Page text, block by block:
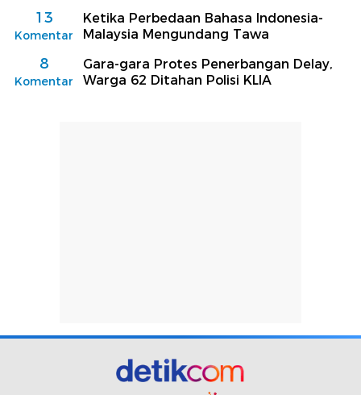
13
Komentar
Ketika Perbedaan Bahasa Indonesia-
Malaysia Mengundang Tawa
8
Komentar
Gara-gara Protes Penerbangan Delay,
Warga 62 Ditahan Polisi KLIA